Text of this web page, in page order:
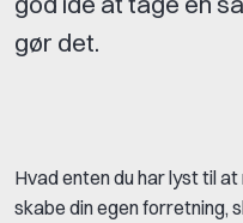
gør det.
Hvad enten du har lyst til
skabe din egen forretning,